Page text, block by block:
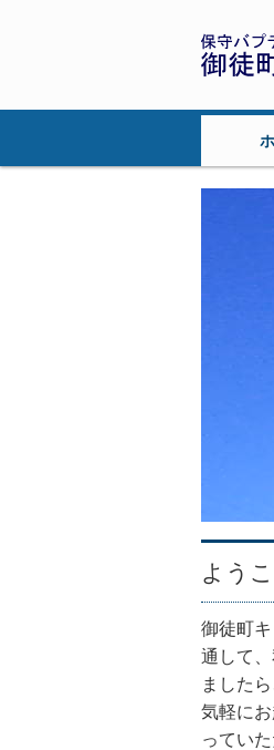
よう
御徒町
通して
ました
気軽に
ってい